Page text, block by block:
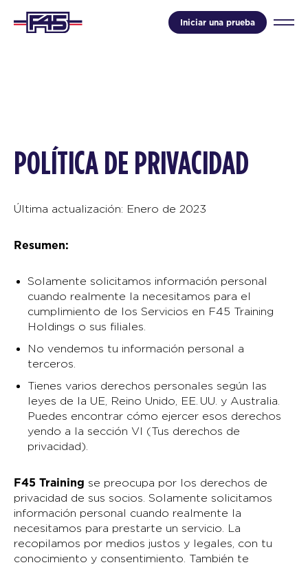
Iniciar una prueba
POLÍTICA DE PRIVACIDAD
Última actualización: Enero de 2023
Resumen:
Solamente solicitamos información personal
cuando realmente la necesitamos para el
cumplimiento de los Servicios en F45 Training
Holdings o sus filiales.
No vendemos tu información personal a
terceros.
Tienes varios derechos personales según las
leyes de la UE, Reino Unido, EE. UU. y Australia.
Puedes encontrar cómo ejercer esos derechos
yendo a la sección VI (Tus derechos de
privacidad).
F45 Training se preocupa por los derechos de
privacidad de sus socios. Solamente solicitamos
información personal cuando realmente la
necesitamos para prestarte un servicio. La
recopilamos por medios justos y legales, con tu
conocimiento y consentimiento. También te